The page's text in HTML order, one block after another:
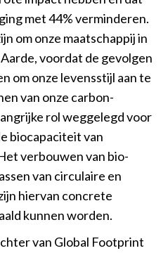
met 44% verminderen.
om onze maatschappij in
voordat de gevolgen
om onze levensstijl aan te
van onze carbon-
rol weggelegd voor
biocapaciteit van
verbouwen van bio-
van circulaire en
hiervan concrete
kunnen worden.
van Global Footprint